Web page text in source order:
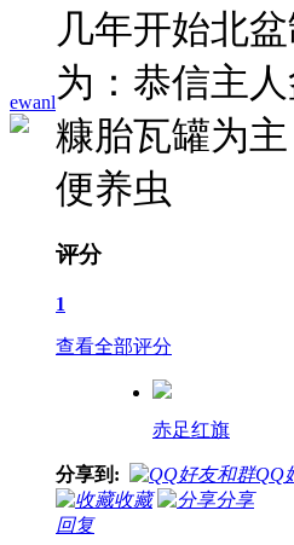
ewanl
几年开始北
为：恭信主
糠胎瓦罐为
便养虫
评分
1
查看全部评分
赤足红旗
分享到: QQ
收藏
分享
回复